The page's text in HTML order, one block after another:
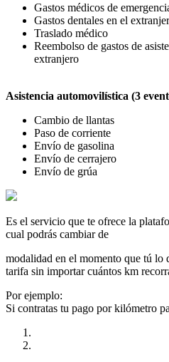
Gastos médicos de
Gastos dentales en el
Traslado médico
Reembolso de gastos de
extranjero
Asistencia automovilística (3
Cambio de llantas
Paso de corriente
Envío de gasolina
Envío de cerrajero
Envío de grúa
Es el servicio que te ofrece la
cual podrás cambiar de
modalidad en el momento que tú lo
tarifa sin importar cuántos km
Por ejemplo:
Si contratas tu pago por kilómetro